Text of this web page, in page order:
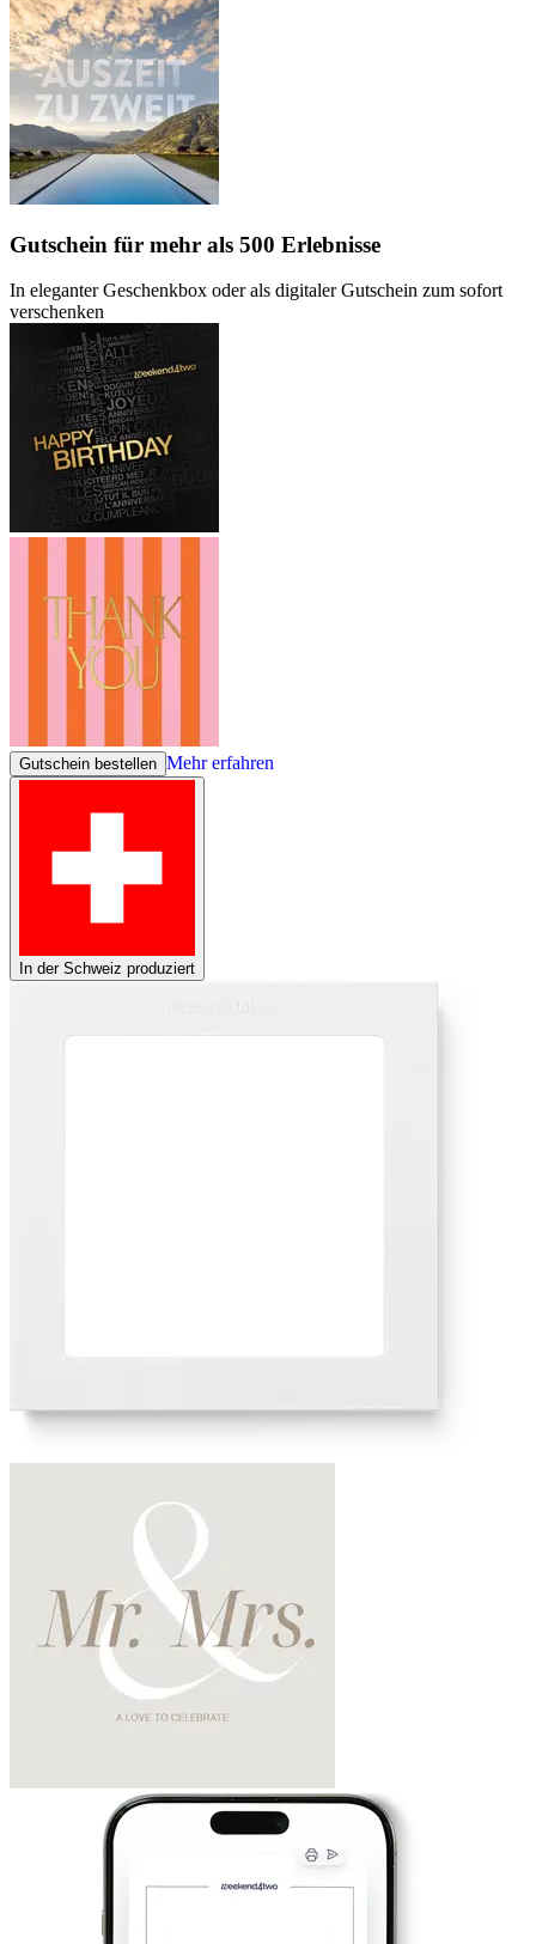
Gutschein für mehr als 500 Erlebnisse
In eleganter Geschenkbox oder als digitaler Gutschein zum sofort
verschenken
Gutschein bestellen Mehr erfahren
In der Schweiz produziert